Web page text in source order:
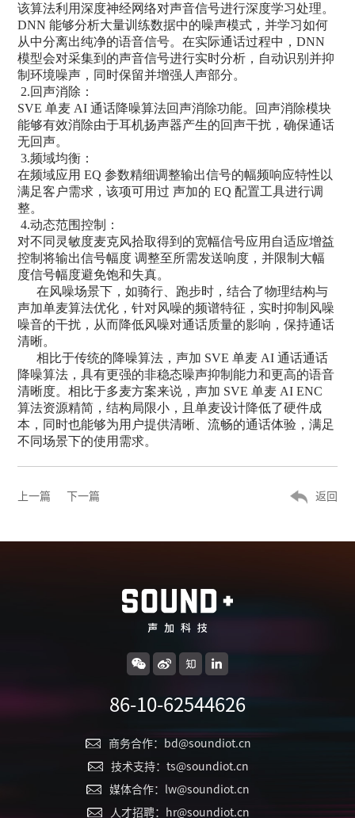
该算法利用深度神经网络对声音信号进行深度学习处理。
DNN 能够分析大量训练数据中的噪声模式，并学习如何
从中分离出纯净的语音信号。在实际通话过程中，DNN
模型会对采集到的声音信号进行实时分析，自动识别并抑
制环境噪声，同时保留并增强人声部分。
2.回声消除：
SVE 单麦 AI 通话降噪算法回声消除功能。回声消除模块
能够有效消除由于耳机扬声器产生的回声干扰，确保通话
无回声。
3.频域均衡：
在频域应用 EQ 参数精细调整输出信号的幅频响应特性以
满足客户需求，该项可用过 声加的 EQ 配置工具进行调
整。
4.动态范围控制：
对不同灵敏度麦克风拾取得到的宽幅信号应用自适应增益
控制将输出信号幅度 调整至所需发送响度，并限制大幅
度信号幅度避免饱和失真。
在风噪场景下，如骑行、跑步时，结合了物理结构与
声加单麦算法优化，针对风噪的频谱特征，实时抑制风噪
噪音的干扰，从而降低风噪对通话质量的影响，保持通话
清晰。
相比于传统的降噪算法，声加 SVE 单麦 AI 通话通话
降噪算法，具有更强的非稳态噪声抑制能力和更高的语音
清晰度。相比于多麦方案来说，声加 SVE 单麦 AI ENC
算法资源精简，结构局限小，且单麦设计降低了硬件成
本，同时也能够为用户提供清晰、流畅的通话体验，满足
不同场景下的使用需求。
上一篇 下一篇 返回
86-10-62544626
商务合作：bd@soundiot.cn
技术支持：ts@soundiot.cn
媒体合作：lw@soundiot.cn
人才招聘：hr@soundiot.cn